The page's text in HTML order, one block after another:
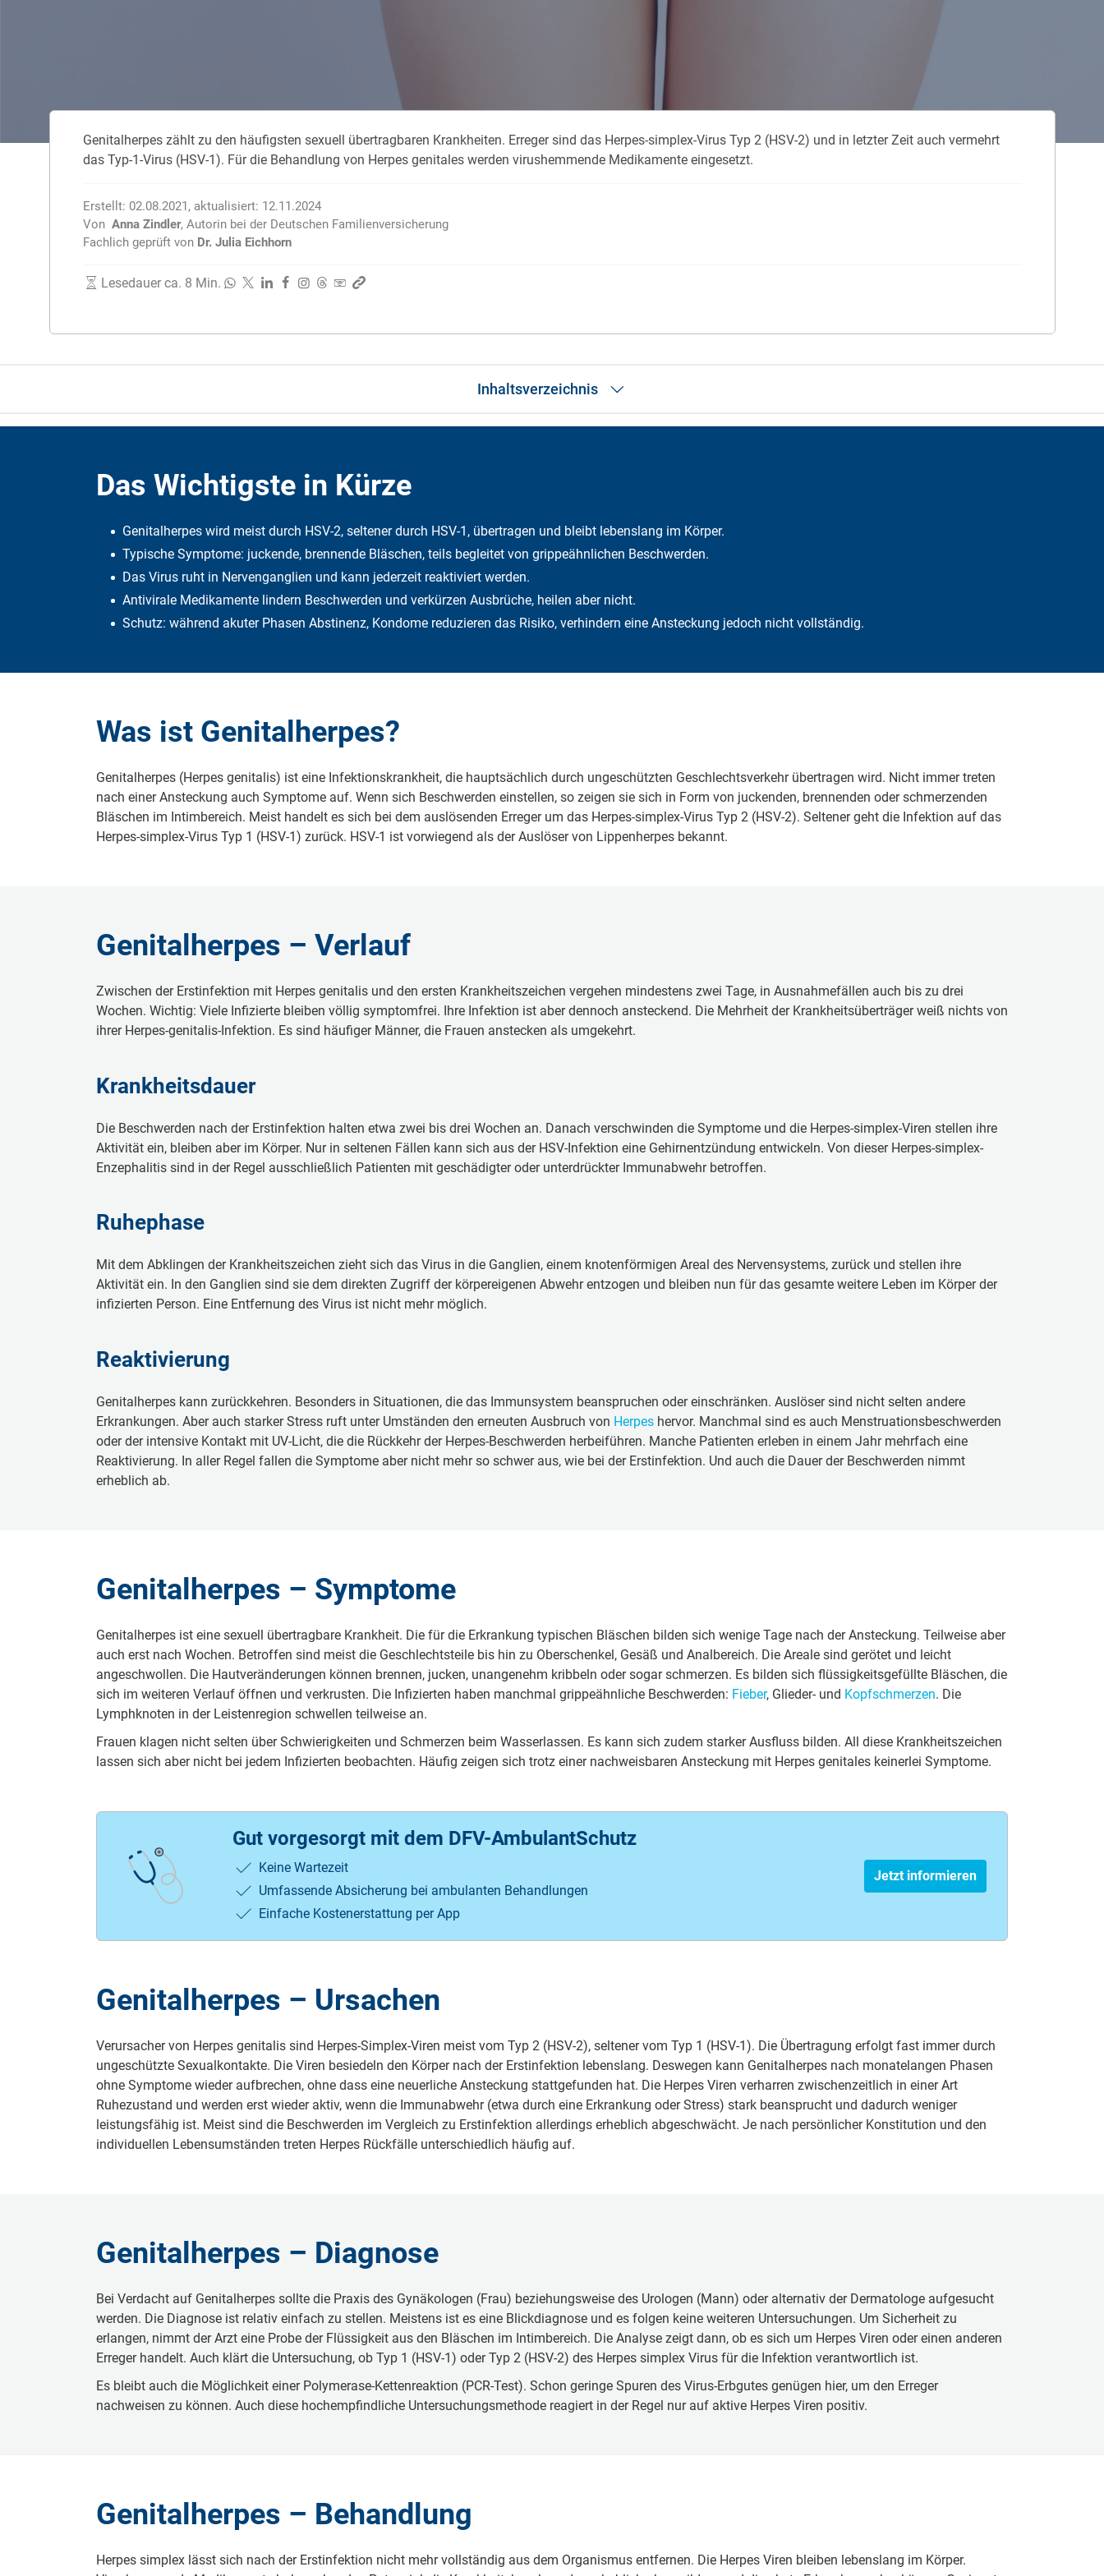
Würmer, Wurmkur & Entwurmung
Tierarztkosten für Hunde 2025
Packliste Urlaub
Portugal Urlaub
Ausfalldeckung in der Haftpflicht
Kurzschluss und Überspannung
Genitalherpes zählt zu den häufigsten sexuell übertragbaren Krankheiten. Erreger sind das Herpes-simplex-Virus Typ 2 (HSV-2) und in letzter Zeit auch vermehrt
das Typ-1-Virus (HSV-1). Für die Behandlung von Herpes genitales werden virushemmende Medikamente eingesetzt.
Erstellt: 02.08.2021, aktualisiert: 12.11.2024
Von Anna Zindler, Autorin bei der Deutschen Familienversicherung
Fachlich geprüft von Dr. Julia Eichhorn
Lesedauer ca. 8 Min.
Inhaltsverzeichnis
Behandlung
Was kann ich selbst tun?
In der Schwangerschaft
Kosten
Häufige Fragen
Das Wichtigste in Kürze
Genitalherpes wird meist durch HSV-2, seltener durch HSV-1, übertragen und bleibt lebenslang im Körper.
Typische Symptome: juckende, brennende Bläschen, teils begleitet von grippeähnlichen Beschwerden.
Das Virus ruht in Nervenganglien und kann jederzeit reaktiviert werden.
Antivirale Medikamente lindern Beschwerden und verkürzen Ausbrüche, heilen aber nicht.
Schutz: während akuter Phasen Abstinenz, Kondome reduzieren das Risiko, verhindern eine Ansteckung jedoch nicht vollständig.
Was ist Genitalherpes?
Genitalherpes (Herpes genitalis) ist eine Infektionskrankheit, die hauptsächlich durch ungeschützten Geschlechtsverkehr übertragen wird. Nicht immer treten
nach einer Ansteckung auch Symptome auf. Wenn sich Beschwerden einstellen, so zeigen sie sich in Form von juckenden, brennenden oder schmerzenden
Bläschen im Intimbereich. Meist handelt es sich bei dem auslösenden Erreger um das Herpes-simplex-Virus Typ 2 (HSV-2). Seltener geht die Infektion auf das
Herpes-simplex-Virus Typ 1 (HSV-1) zurück. HSV-1 ist vorwiegend als der Auslöser von Lippenherpes bekannt.
Genitalherpes – Verlauf
Zwischen der Erstinfektion mit Herpes genitalis und den ersten Krankheitszeichen vergehen mindestens zwei Tage, in Ausnahmefällen auch bis zu drei
Wochen. Wichtig: Viele Infizierte bleiben völlig symptomfrei. Ihre Infektion ist aber dennoch ansteckend. Die Mehrheit der Krankheitsüberträger weiß nichts von
ihrer Herpes-genitalis-Infektion. Es sind häufiger Männer, die Frauen anstecken als umgekehrt.
Krankheitsdauer
Die Beschwerden nach der Erstinfektion halten etwa zwei bis drei Wochen an. Danach verschwinden die Symptome und die Herpes-simplex-Viren stellen ihre
Aktivität ein, bleiben aber im Körper. Nur in seltenen Fällen kann sich aus der HSV-Infektion eine Gehirnentzündung entwickeln. Von dieser Herpes-simplex-
Enzephalitis sind in der Regel ausschließlich Patienten mit geschädigter oder unterdrückter Immunabwehr betroffen.
Ruhephase
Mit dem Abklingen der Krankheitszeichen zieht sich das Virus in die Ganglien, einem knotenförmigen Areal des Nervensystems, zurück und stellen ihre
Aktivität ein. In den Ganglien sind sie dem direkten Zugriff der körpereigenen Abwehr entzogen und bleiben nun für das gesamte weitere Leben im Körper der
infizierten Person. Eine Entfernung des Virus ist nicht mehr möglich.
Reaktivierung
Genitalherpes kann zurückkehren. Besonders in Situationen, die das Immunsystem beanspruchen oder einschränken. Auslöser sind nicht selten andere
Erkrankungen. Aber auch starker Stress ruft unter Umständen den erneuten Ausbruch von Herpes hervor. Manchmal sind es auch Menstruationsbeschwerden
oder der intensive Kontakt mit UV-Licht, die die Rückkehr der Herpes-Beschwerden herbeiführen. Manche Patienten erleben in einem Jahr mehrfach eine
Reaktivierung. In aller Regel fallen die Symptome aber nicht mehr so schwer aus, wie bei der Erstinfektion. Und auch die Dauer der Beschwerden nimmt
erheblich ab.
Genitalherpes – Symptome
Genitalherpes ist eine sexuell übertragbare Krankheit. Die für die Erkrankung typischen Bläschen bilden sich wenige Tage nach der Ansteckung. Teilweise aber
auch erst nach Wochen. Betroffen sind meist die Geschlechtsteile bis hin zu Oberschenkel, Gesäß und Analbereich. Die Areale sind gerötet und leicht
angeschwollen. Die Hautveränderungen können brennen, jucken, unangenehm kribbeln oder sogar schmerzen. Es bilden sich flüssigkeitsgefüllte Bläschen, die
sich im weiteren Verlauf öffnen und verkrusten. Die Infizierten haben manchmal grippeähnliche Beschwerden: Fieber, Glieder- und Kopfschmerzen. Die
Lymphknoten in der Leistenregion schwellen teilweise an.
Frauen klagen nicht selten über Schwierigkeiten und Schmerzen beim Wasserlassen. Es kann sich zudem starker Ausfluss bilden. All diese Krankheitszeichen
lassen sich aber nicht bei jedem Infizierten beobachten. Häufig zeigen sich trotz einer nachweisbaren Ansteckung mit Herpes genitales keinerlei Symptome.
Gut vorgesorgt mit dem DFV-AmbulantSchutz
Keine Wartezeit
Umfassende Absicherung bei ambulanten Behandlungen
Einfache Kostenerstattung per App
Jetzt informieren
Genitalherpes – Ursachen
Verursacher von Herpes genitalis sind Herpes-Simplex-Viren meist vom Typ 2 (HSV-2), seltener vom Typ 1 (HSV-1). Die Übertragung erfolgt fast immer durch
ungeschützte Sexualkontakte. Die Viren besiedeln den Körper nach der Erstinfektion lebenslang. Deswegen kann Genitalherpes nach monatelangen Phasen
ohne Symptome wieder aufbrechen, ohne dass eine neuerliche Ansteckung stattgefunden hat. Die Herpes Viren verharren zwischenzeitlich in einer Art
Ruhezustand und werden erst wieder aktiv, wenn die Immunabwehr (etwa durch eine Erkrankung oder Stress) stark beansprucht und dadurch weniger
leistungsfähig ist. Meist sind die Beschwerden im Vergleich zu Erstinfektion allerdings erheblich abgeschwächt. Je nach persönlicher Konstitution und den
individuellen Lebensumständen treten Herpes Rückfälle unterschiedlich häufig auf.
Genitalherpes – Diagnose
Bei Verdacht auf Genitalherpes sollte die Praxis des Gynäkologen (Frau) beziehungsweise des Urologen (Mann) oder alternativ der Dermatologe aufgesucht
werden. Die Diagnose ist relativ einfach zu stellen. Meistens ist es eine Blickdiagnose und es folgen keine weiteren Untersuchungen. Um Sicherheit zu
erlangen, nimmt der Arzt eine Probe der Flüssigkeit aus den Bläschen im Intimbereich. Die Analyse zeigt dann, ob es sich um Herpes Viren oder einen anderen
Erreger handelt. Auch klärt die Untersuchung, ob Typ 1 (HSV-1) oder Typ 2 (HSV-2) des Herpes simplex Virus für die Infektion verantwortlich ist.
Es bleibt auch die Möglichkeit einer Polymerase-Kettenreaktion (PCR-Test). Schon geringe Spuren des Virus-Erbgutes genügen hier, um den Erreger
nachweisen zu können. Auch diese hochempfindliche Untersuchungsmethode reagiert in der Regel nur auf aktive Herpes Viren positiv.
Genitalherpes – Behandlung
Herpes simplex lässt sich nach der Erstinfektion nicht mehr vollständig aus dem Organismus entfernen. Die Herpes Viren bleiben lebenslang im Körper.